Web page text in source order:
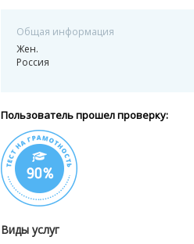
Общая информация
Жен.
Россия
Пользователь прошел проверку:
Виды услуг